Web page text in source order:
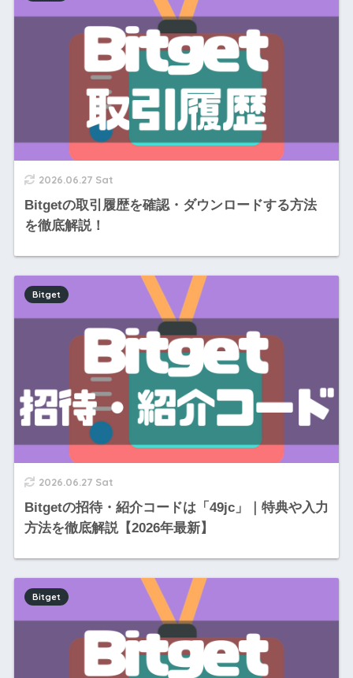
2026.06.27 Sat
Bitgetの取引履歴を確認・ダウンロードする方法
を徹底解説！
2026.06.27 Sat
Bitgetの招待・紹介コードは「49jc」｜特典や入力
方法を徹底解説【2026年最新】
Bitget
Bitget